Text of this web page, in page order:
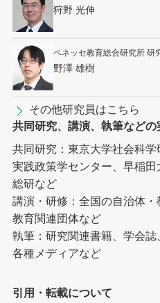
狩野 光伸
ベネッセ教育総合研究所 研
野澤 雄樹
その他研究員はこちら
共同研究、講演、執筆などの
共同研究：東京大学社会科
実践政策学センター、早稲
総研など
講演・研修：全国の自治体・
教育関連団体など
執筆：研究関連書籍、学会
各種メディアなど
引用・転載について